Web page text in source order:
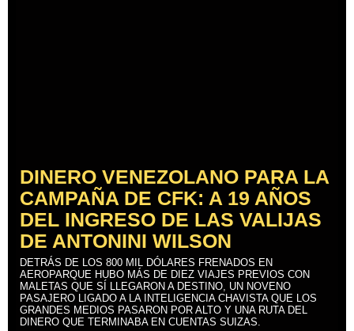
DINERO VENEZOLANO PARA LA
CAMPAÑA DE CFK: A 19 AÑOS
DEL INGRESO DE LAS VALIJAS
DE ANTONINI WILSON
DETRÁS DE LOS 800 MIL DÓLARES FRENADOS EN
AEROPARQUE HUBO MÁS DE DIEZ VIAJES PREVIOS CON
MALETAS QUE SÍ LLEGARON A DESTINO, UN NOVENO
PASAJERO LIGADO A LA INTELIGENCIA CHAVISTA QUE LOS
GRANDES MEDIOS PASARON POR ALTO Y UNA RUTA DEL
DINERO QUE TERMINABA EN CUENTAS SUIZAS.